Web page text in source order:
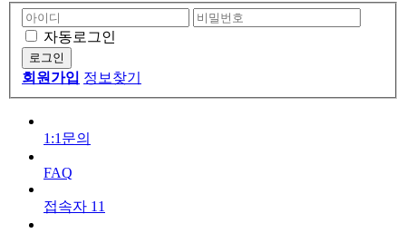
자동로그인
회원가입 정보찾기
1:1문의
FAQ
접속자 11